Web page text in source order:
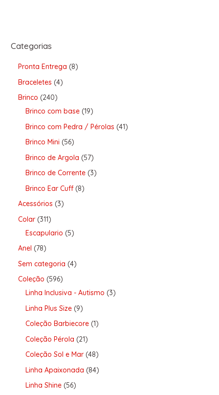
Categorias
Pronta Entrega 8
Braceletes 4
Brinco 240
Brinco com base 19
Brinco com Pedra / Pérolas 41
Brinco Mini 56
Brinco de Argola 57
Brinco de Corrente 3
Brinco Ear Cuff 8
Acessórios 3
Colar 311
Escapulario 5
Anel 78
Sem categoria 4
Coleção 596
Linha Inclusiva - Autismo 3
Linha Plus Size 9
Coleção Barbiecore 1
Coleção Pérola 21
Coleção Sol e Mar 48
Linha Apaixonada 84
Linha Shine 56